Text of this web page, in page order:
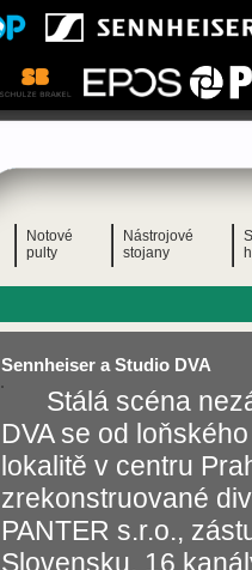
Sennheiser a Studio DVA
Stálá scéna
DVA se od
lokalitě v centru
zrekonstruované
PANTER s.r.o.,
Slovensku, 16
Notové
pulty
Nástrojové
stojany